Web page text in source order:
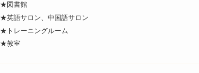
★図書館
★英語サロン、中国語サロン
★トレーニングルーム
★教室